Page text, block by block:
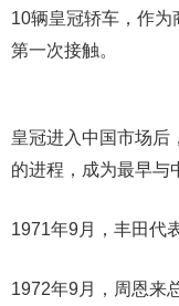
10辆皇冠轿车，作
第一次接触。
皇冠进入中国市场后
的进程，成为最早与
1971年9月，丰田代
1972年9月，周恩来